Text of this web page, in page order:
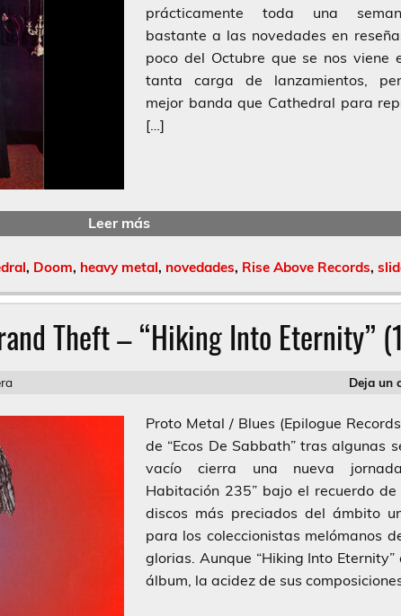
prácticamente toda una
bastante a las novedades en
poco del Octubre que se nos viene
tanta carga de lanzamientos,
mejor banda que Cathedral para
[…]
Leer más
, Doom, heavy metal, novedades, Rise Above Records,
Theft – “Hiking Into Eternity”
Deja un
Proto Metal / Blues (Epilogue
de “Ecos De Sabbath” tras algunas
vacío cierra una nueva
Habitación 235” bajo el recuerdo
discos más preciados del ámbito
para los coleccionistas melómanos
glorias. Aunque “Hiking Into Eternity”
álbum, la acidez de sus